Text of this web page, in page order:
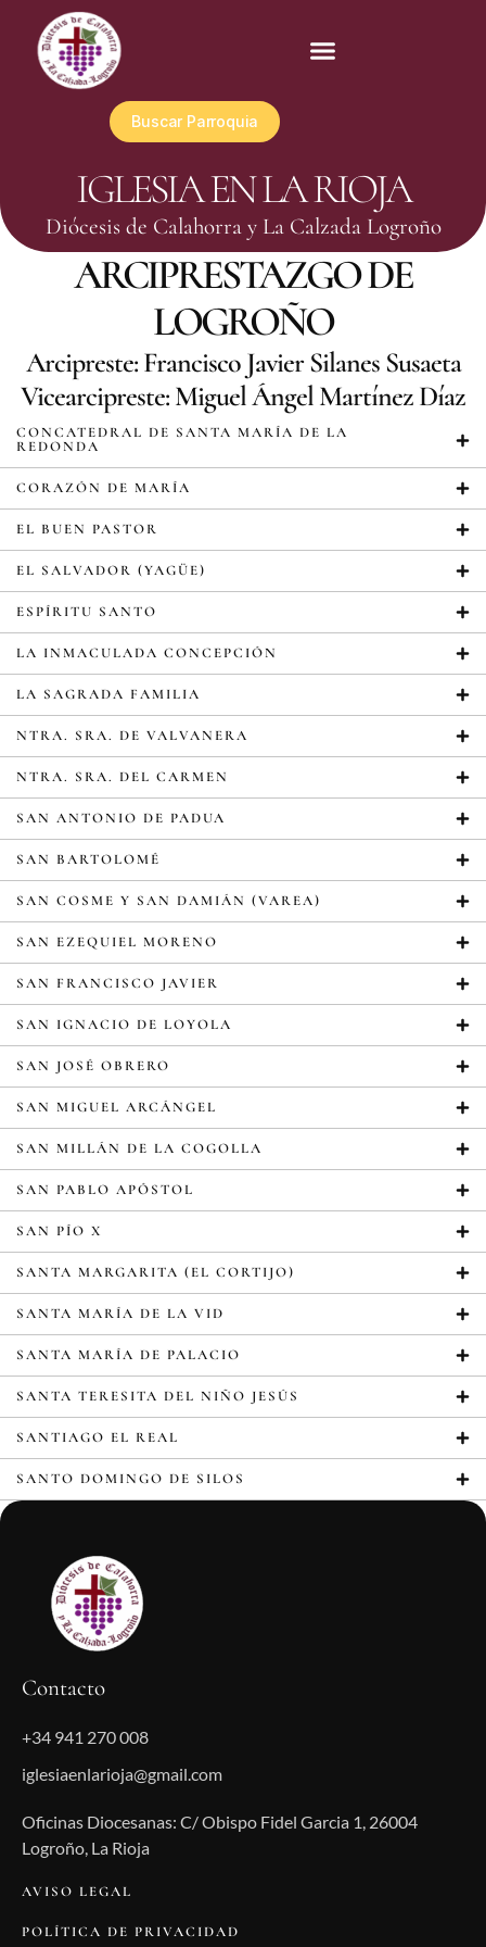
Buscar Parroquia
IGLESIA EN LA RIOJA
Diócesis de Calahorra y La Calzada Logroño
ARCIPRESTAZGO DE
LOGROÑO
Arcipreste: Francisco Javier Silanes Susaeta
Vicearcipreste: Miguel Ángel Martínez Díaz
CONCATEDRAL DE SANTA MARÍA DE LA
REDONDA
CORAZÓN DE MARÍA
EL BUEN PASTOR
EL SALVADOR (YAGÜE)
ESPÍRITU SANTO
LA INMACULADA CONCEPCIÓN
LA SAGRADA FAMILIA
NTRA. SRA. DE VALVANERA
NTRA. SRA. DEL CARMEN
SAN ANTONIO DE PADUA
SAN BARTOLOMÉ
SAN COSME Y SAN DAMIÁN (VAREA)
SAN EZEQUIEL MORENO
SAN FRANCISCO JAVIER
SAN IGNACIO DE LOYOLA
SAN JOSÉ OBRERO
SAN MIGUEL ARCÁNGEL
SAN MILLÁN DE LA COGOLLA
SAN PABLO APÓSTOL
SAN PÍO X
SANTA MARGARITA (EL CORTIJO)
SANTA MARÍA DE LA VID
SANTA MARÍA DE PALACIO
SANTA TERESITA DEL NIÑO JESÚS
SANTIAGO EL REAL
SANTO DOMINGO DE SILOS
Contacto
+34 941 270 008
iglesiaenlarioja@gmail.com
Oficinas Diocesanas: C/ Obispo Fidel Garcia 1, 26004
Logroño, La Rioja
AVISO LEGAL
POLÍTICA DE PRIVACIDAD